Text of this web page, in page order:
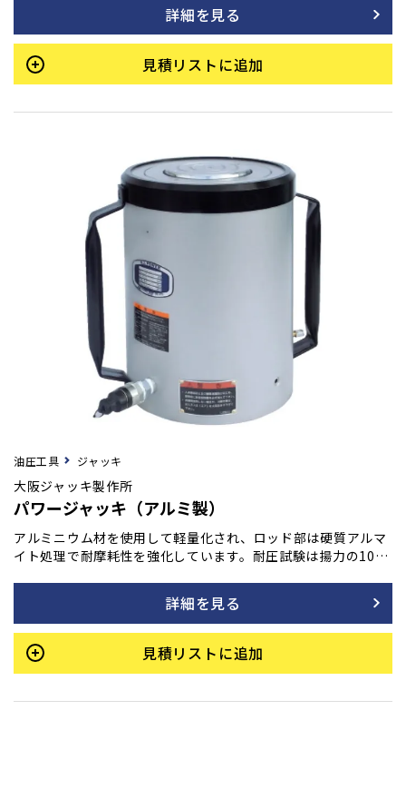
があり、許容横荷重は揚力の1/20です。単動式です。
詳細を見る
見積リストに追加
油圧工具 ジャッキ
大阪ジャッキ製作所
パワージャッキ（アルミ製）
アルミニウム材を使用して軽量化され、ロッド部は硬質アルマ
イト処理で耐摩耗性を強化しています。耐圧試験は揚力の10
詳細を見る
見積リストに追加